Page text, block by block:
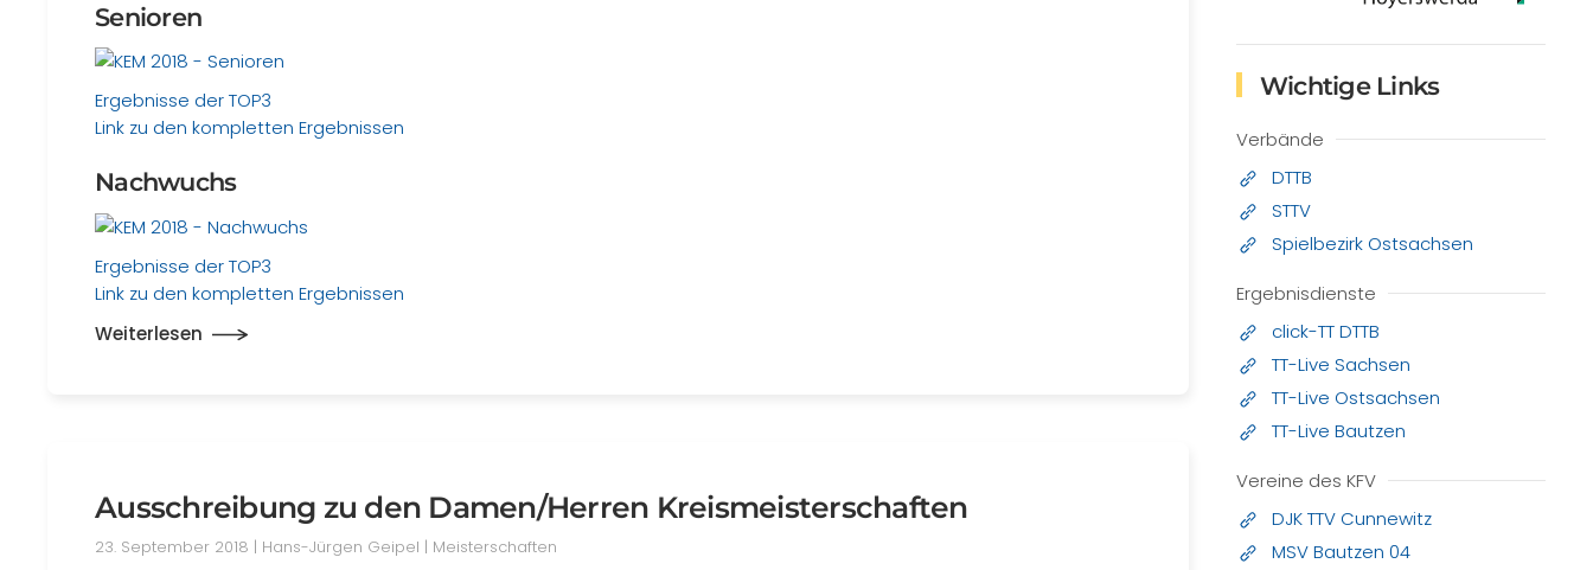
Senioren
Ergebnisse der TOP3
Link zu den kompletten Ergebnissen
Nachwuchs
Ergebnisse der TOP3
Link zu den kompletten Ergebnissen
Weiterlesen
Ausschreibung zu den Damen/Herren Kreismeisterschaften
23. September 2018 | Hans-Jürgen Geipel | Meisterschaften
Wichtige Links
Verbände
DTTB
STTV
Spielbezirk Ostsachsen
Ergebnisdienste
click-TT DTTB
TT-Live Sachsen
TT-Live Ostsachsen
TT-Live Bautzen
Vereine des KFV
DJK TTV Cunnewitz
MSV Bautzen 04